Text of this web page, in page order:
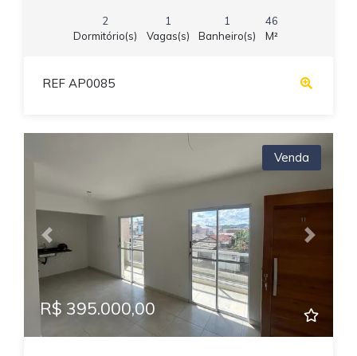
2
Dormitório(s)
1
Vagas(s)
1
Banheiro(s)
46
M²
REF AP0085
Previous Next
Venda
R$ 395.000,00